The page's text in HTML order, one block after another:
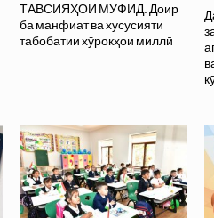
ТАВСИЯҲОИ МУФИД. Доир
ба манфиат ва хусусияти
табобатии хӯрокҳои миллӣ